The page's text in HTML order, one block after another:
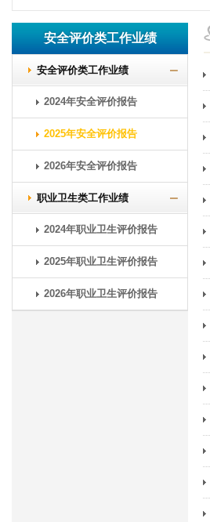
安全评价类工作业绩
安全评价类工作业绩
2024年安全评价报告
2025年安全评价报告
2026年安全评价报告
职业卫生类工作业绩
2024年职业卫生评价报告
2025年职业卫生评价报告
2026年职业卫生评价报告